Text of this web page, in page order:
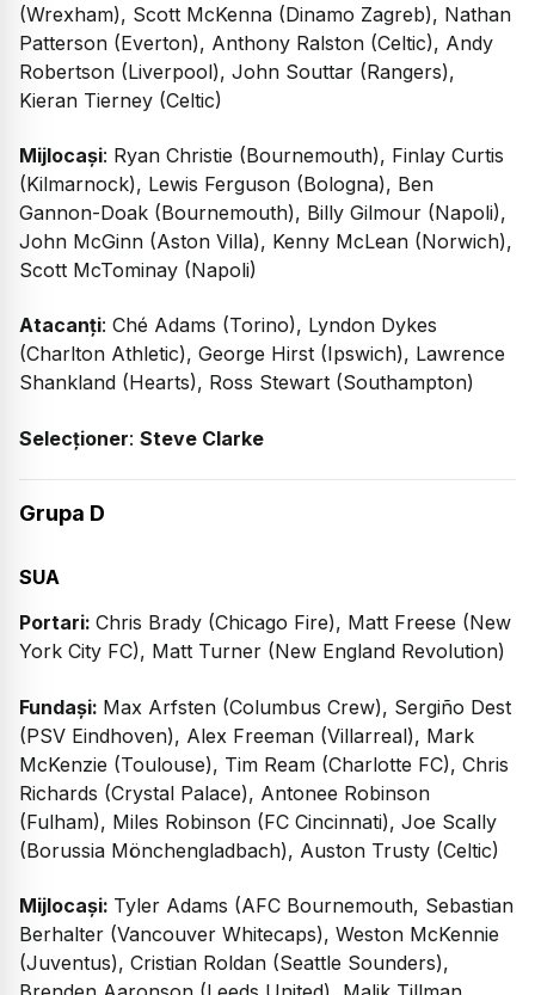
(Wrexham), Scott McKenna (Dinamo Zagreb), Nathan
Patterson (Everton), Anthony Ralston (Celtic), Andy
Robertson (Liverpool), John Souttar (Rangers),
Kieran Tierney (Celtic)
Mijlocași: Ryan Christie (Bournemouth), Finlay Curtis
(Kilmarnock), Lewis Ferguson (Bologna), Ben
Gannon-Doak (Bournemouth), Billy Gilmour (Napoli),
John McGinn (Aston Villa), Kenny McLean (Norwich),
Scott McTominay (Napoli)
Atacanți: Ché Adams (Torino), Lyndon Dykes
(Charlton Athletic), George Hirst (Ipswich), Lawrence
Shankland (Hearts), Ross Stewart (Southampton)
Selecționer: Steve Clarke
Grupa D
SUA
Portari: Chris Brady (Chicago Fire), Matt Freese (New
York City FC), Matt Turner (New England Revolution)
Fundași: Max Arfsten (Columbus Crew), Sergiño Dest
(PSV Eindhoven), Alex Freeman (Villarreal), Mark
McKenzie (Toulouse), Tim Ream (Charlotte FC), Chris
Richards (Crystal Palace), Antonee Robinson
(Fulham), Miles Robinson (FC Cincinnati), Joe Scally
(Borussia Mönchengladbach), Auston Trusty (Celtic)
Mijlocași: Tyler Adams (AFC Bournemouth, Sebastian
Berhalter (Vancouver Whitecaps), Weston McKennie
(Juventus), Cristian Roldan (Seattle Sounders),